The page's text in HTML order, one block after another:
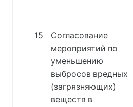
15
Согласование
мероприятий по
уменьшению
выбросов вредных
(загрязняющих)
веществ в